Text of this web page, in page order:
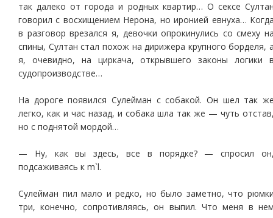
так далеко от города и родных квартир… О сексе
говорил с восхищением Нерона, но иронией евнуха…
в разговор врезался я, девочки опрокинулись со смеху
спины, Султан стал похож на дирижера крупного борделя,
я, очевидно, на циркача, открывшего законы логики
судопроизводстве…
На дороге появился Сулейман с собакой. Он шел так
легко, как и час назад, и собака шла так же — чуть
но с поднятой мордой…
— Ну, как вы здесь, все в порядке? — спросил
подсаживаясь к m`l.
Сулейман пил мало и редко, но было заметно, что
три, конечно, сопротивляясь, он выпил. Что меня в